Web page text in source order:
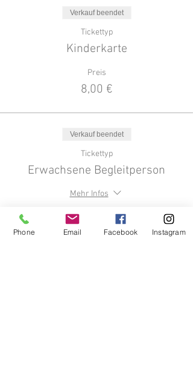
Verkauf beendet
Tickettyp
Kinderkarte
Preis
8,00 €
Verkauf beendet
Tickettyp
Erwachsene Begleitperson
Mehr Infos
0,00 €
Phone Email Facebook Instagram